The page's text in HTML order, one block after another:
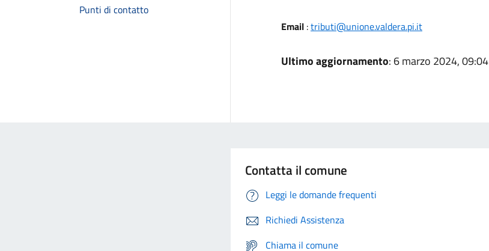
Punti di contatto
Email:tributi@unione.valdera.pi.it
Ultimo aggiornamento: 6 marzo 2024, 09:04
Contatta il comune
Leggi le domande frequenti
Richiedi Assistenza
Chiama il comune